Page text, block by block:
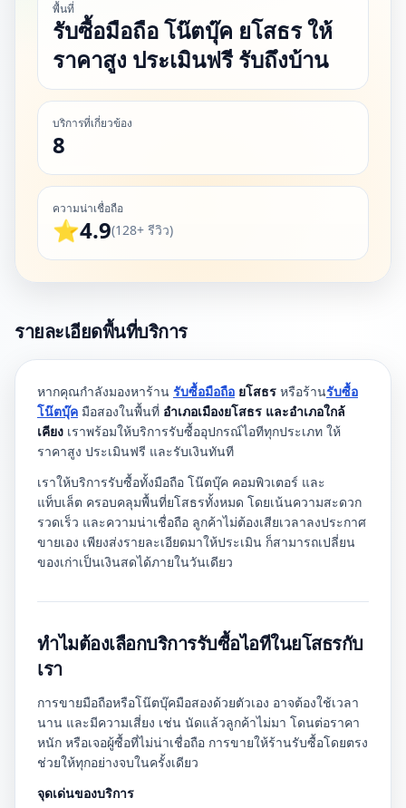
พื้นที่
รับซื้อมือถือ โน๊ตบุ๊ค ยโสธร ให้
ราคาสูง ประเมินฟรี รับถึงบ้าน
บริการที่เกี่ยวข้อง
8
ความน่าเชื่อถือ
⭐4.9(128+ รีวิว)
รายละเอียดพื้นที่บริการ
หากคุณกำลังมองหาร้าน รับซื้อมือถือ ยโสธร หรือร้านรับซื้อ
โน๊ตบุ๊ค มือสองในพื้นที่ อำเภอเมืองยโสธร และอำเภอใกล้
เคียง เราพร้อมให้บริการรับซื้ออุปกรณ์ไอทีทุกประเภท ให้
ราคาสูง ประเมินฟรี และรับเงินทันที
เราให้บริการรับซื้อทั้งมือถือ โน๊ตบุ๊ค คอมพิวเตอร์ และ
แท็บเล็ต ครอบคลุมพื้นที่ยโสธรทั้งหมด โดยเน้นความสะดวก
รวดเร็ว และความน่าเชื่อถือ ลูกค้าไม่ต้องเสียเวลาลงประกาศ
ขายเอง เพียงส่งรายละเอียดมาให้ประเมิน ก็สามารถเปลี่ยน
ของเก่าเป็นเงินสดได้ภายในวันเดียว
ทำไมต้องเลือกบริการรับซื้อไอทีในยโสธรกับ
เรา
การขายมือถือหรือโน๊ตบุ๊คมือสองด้วยตัวเอง อาจต้องใช้เวลา
นาน และมีความเสี่ยง เช่น นัดแล้วลูกค้าไม่มา โดนต่อราคา
หนัก หรือเจอผู้ซื้อที่ไม่น่าเชื่อถือ การขายให้ร้านรับซื้อโดยตรง
ช่วยให้ทุกอย่างจบในครั้งเดียว
จุดเด่นของบริการ